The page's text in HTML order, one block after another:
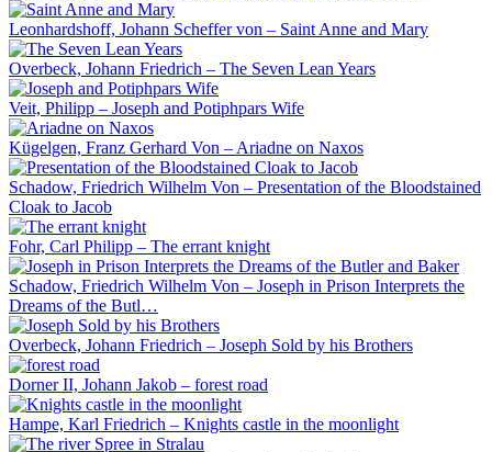
Leonhardshoff, Johann Scheffer von – Saint Anne and Mary
Overbeck, Johann Friedrich – The Seven Lean Years
Veit, Philipp – Joseph and Potiphpars Wife
Kügelgen, Franz Gerhard Von – Ariadne on Naxos
Schadow, Friedrich Wilhelm Von – Presentation of the Bloodstained
Cloak to Jacob
Fohr, Carl Philipp – The errant knight
Schadow, Friedrich Wilhelm Von – Joseph in Prison Interprets the
Dreams of the Butl…
Overbeck, Johann Friedrich – Joseph Sold by his Brothers
Dorner II, Johann Jakob – forest road
Hampe, Karl Friedrich – Knights castle in the moonlight